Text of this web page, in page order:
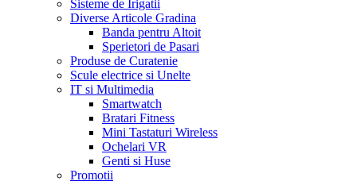
Sisteme de Irigatii
Diverse Articole Gradina
Banda pentru Altoit
Sperietori de Pasari
Produse de Curatenie
Scule electrice si Unelte
IT si Multimedia
Smartwatch
Bratari Fitness
Mini Tastaturi Wireless
Ochelari VR
Genti si Huse
Promotii